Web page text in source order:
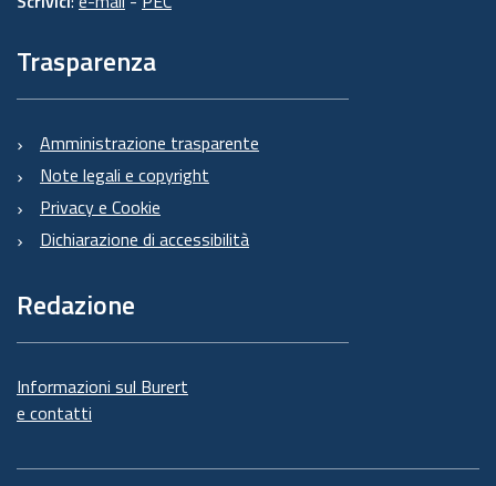
Trasparenza
Amministrazione trasparente
Note legali e copyright
Privacy e Cookie
Dichiarazione di accessibilità
Redazione
Informazioni sul Burert
e contatti